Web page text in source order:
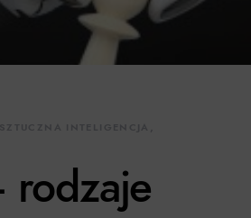
rodzaje